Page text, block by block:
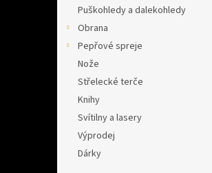
Puškohledy a dalekohledy
Obrana
Pepřové spreje
Nože
Střelecké terče
Knihy
Svítilny a lasery
Výprodej
Dárky